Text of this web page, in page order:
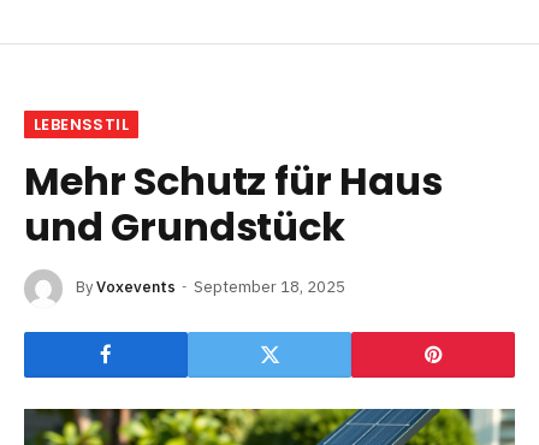
LEBENSSTIL
Mehr Schutz für Haus
und Grundstück
ByVoxevents September 18, 2025